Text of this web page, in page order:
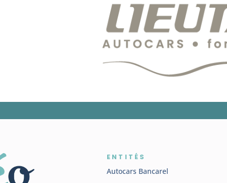
ENTITÉS
Autocars Bancarel